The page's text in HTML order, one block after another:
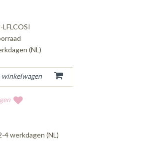
LFLCOSI
(NL)
4 werkdagen (NL)